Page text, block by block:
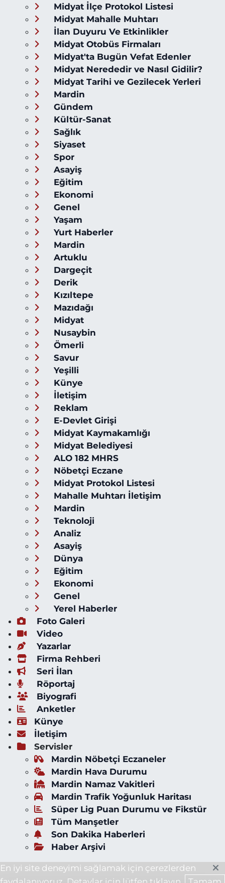
Midyat İlçe Protokol Listesi
Midyat Mahalle Muhtarı
İlan Duyuru Ve Etkinlikler
Midyat Otobüs Firmaları
Midyat'ta Bugün Vefat Edenler
Midyat Nerededir ve Nasıl Gidilir?
Midyat Tarihi ve Gezilecek Yerleri
Mardin
Gündem
Kültür-Sanat
Sağlık
Siyaset
Spor
Asayiş
Eğitim
Ekonomi
Genel
Yaşam
Yurt Haberler
Mardin
Artuklu
Dargeçit
Derik
Kızıltepe
Mazıdağı
Midyat
Nusaybin
Ömerli
Savur
Yeşilli
Künye
İletişim
Reklam
E-Devlet Girişi
Midyat Kaymakamlığı
Midyat Belediyesi
ALO 182 MHRS
Nöbetçi Eczane
Midyat Protokol Listesi
Mahalle Muhtarı İletişim
Mardin
Teknoloji
Analiz
Asayiş
Dünya
Eğitim
Ekonomi
Genel
Yerel Haberler
Foto Galeri
Video
Yazarlar
Firma Rehberi
Seri İlan
Röportaj
Biyografi
Anketler
Künye
İletişim
Servisler
Mardin Nöbetçi Eczaneler
Mardin Hava Durumu
Mardin Namaz Vakitleri
Mardin Trafik Yoğunluk Haritası
Süper Lig Puan Durumu ve Fikstür
Tüm Manşetler
Son Dakika Haberleri
Haber Arşivi
En iyi site deneyimi sağlamak için çerezlerden